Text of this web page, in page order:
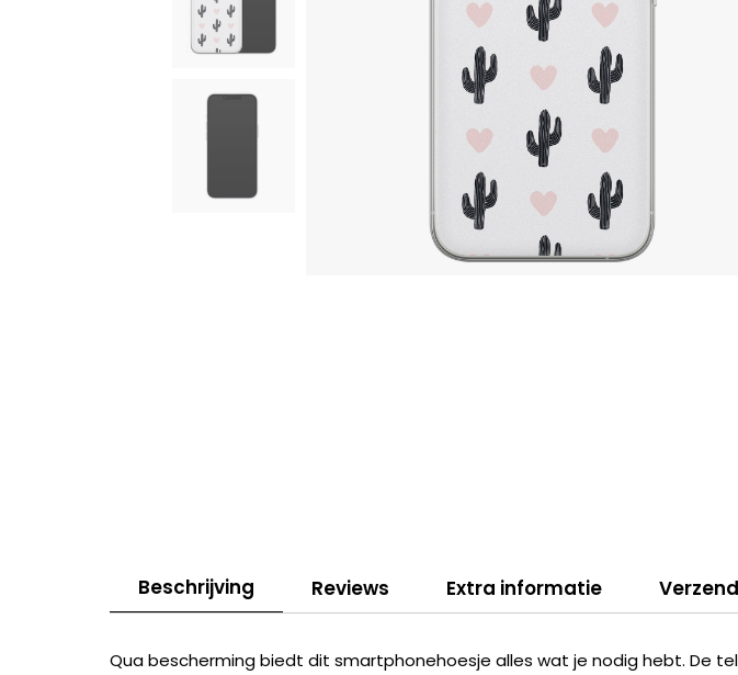
Beschrijving Reviews Extra informatie
Qua bescherming biedt dit smartphonehoesje alles wat je nodig hebt. De